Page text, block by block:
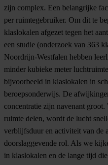
zijn complex. Een belangrijke
per ruimtegebruiker. Om dit te
klaslokalen afgezet tegen het
een studie (onderzoek van 363
Noordrijn-Westfalen hebben
minder kubieke meter
bijvoorbeeld in klaslokalen in
beroepsonderwijs. De
concentratie zijn navenant
ruimte delen, wordt de lucht
verblijfsduur en activiteit van de
doorslaggevende rol. Als we
in klaslokalen en de lange tijd